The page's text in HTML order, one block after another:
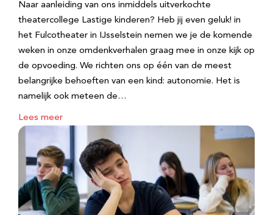
Naar aanleiding van ons inmiddels uitverkochte
theatercollege Lastige kinderen? Heb jij even geluk! in
het Fulcotheater in IJsselstein nemen we je de komende
weken in onze omdenkverhalen graag mee in onze kijk op
de opvoeding. We richten ons op één van de meest
belangrijke behoeften van een kind: autonomie. Het is
namelijk ook meteen de…
Lees meer